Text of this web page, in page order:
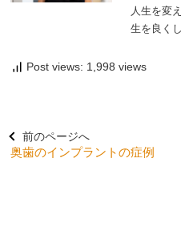
人生を変
生を良く
Post views: 1,998 views
前のページへ
奥歯のインプラントの症例